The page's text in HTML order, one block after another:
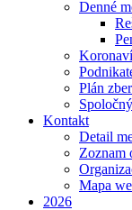
Denné
Plán
Kontakt
Detail
Zoznam
Mapa
2026